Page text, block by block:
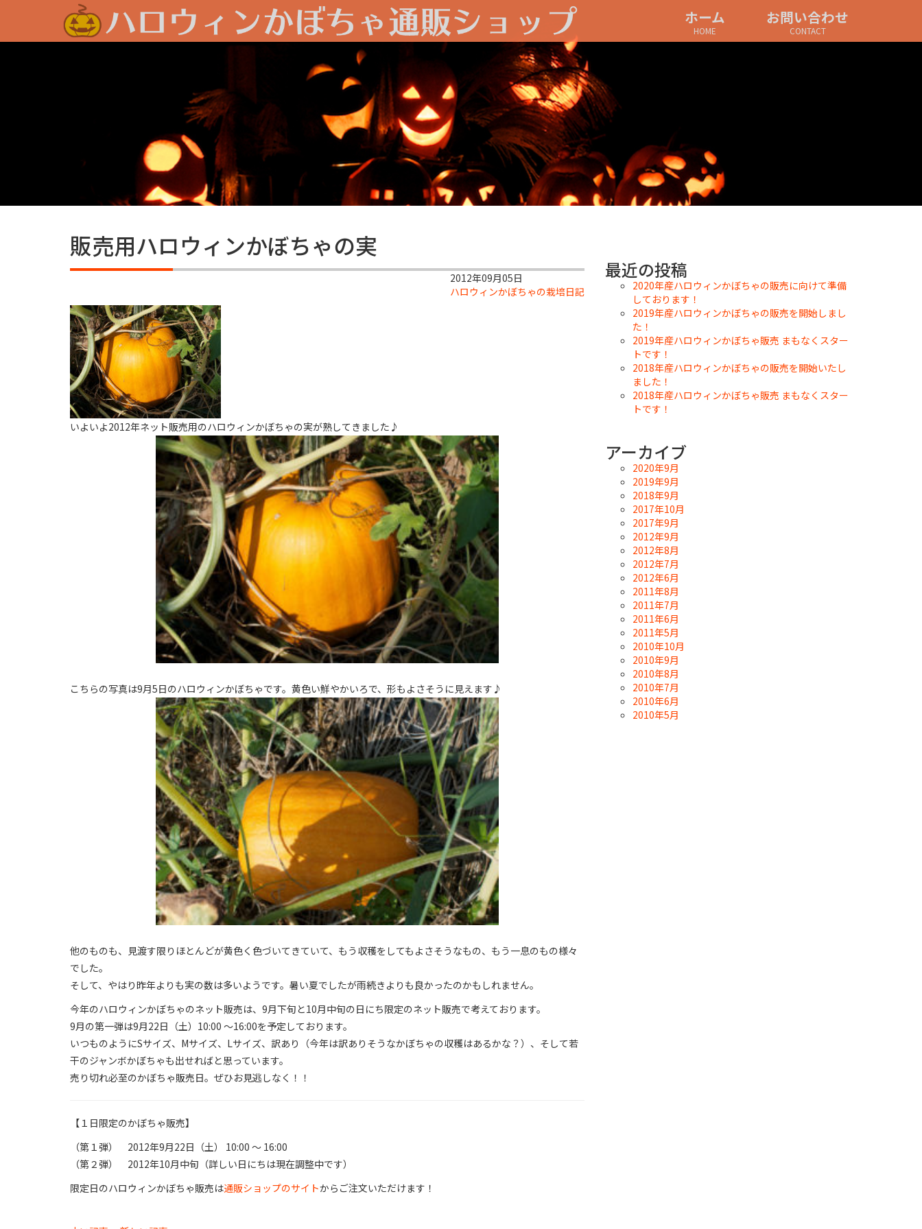
ホーム
HOME
お問い合わせ
CONTACT
販売用ハロウィンかぼちゃの実
2012年09月05日
ハロウィンかぼちゃの栽培日記
いよいよ2012年ネット販売用のハロウィンかぼちゃの実が熟してきました♪
こちらの写真は9月5日のハロウィンかぼちゃです。黄色い鮮やかいろで、形もよさそうに見えます♪
他のものも、見渡す限りほとんどが黄色く色づいてきていて、もう収穫をしてもよさそうなもの、もう一息のもの様々
でした。
そして、やはり昨年よりも実の数は多いようです。暑い夏でしたが雨続きよりも良かったのかもしれません。
今年のハロウィンかぼちゃのネット販売は、9月下旬と10月中旬の日にち限定のネット販売で考えております。
9月の第一弾は9月22日（土）10:00 〜16:00を予定しております。
いつものようにSサイズ、Mサイズ、Lサイズ、訳あり（今年は訳ありそうなかぼちゃの収穫はあるかな？）、そして若
干のジャンボかぼちゃも出せればと思っています。
売り切れ必至のかぼちゃ販売日。ぜひお見逃しなく！！
【１日限定のかぼちゃ販売】
（第１弾） 2012年9月22日（土） 10:00 〜 16:00
（第２弾） 2012年10月中旬（詳しい日にちは現在調整中です）
限定日のハロウィンかぼちゃ販売は通販ショップのサイトからご注文いただけます！
最近の投稿
2020年産ハロウィンかぼちゃの販売に向けて準備
しております！
2019年産ハロウィンかぼちゃの販売を開始しまし
た！
2019年産ハロウィンかぼちゃ販売 まもなくスター
トです！
2018年産ハロウィンかぼちゃの販売を開始いたし
ました！
2018年産ハロウィンかぼちゃ販売 まもなくスター
トです！
アーカイブ
2020年9月
2019年9月
2018年9月
2017年10月
2017年9月
2012年9月
2012年8月
2012年7月
2012年6月
2011年8月
2011年7月
2011年6月
2011年5月
2010年10月
2010年9月
2010年8月
2010年7月
2010年6月
2010年5月